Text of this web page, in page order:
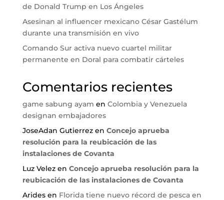
de Donald Trump en Los Ángeles
Asesinan al influencer mexicano César Gastélum
durante una transmisión en vivo
Comando Sur activa nuevo cuartel militar
permanente en Doral para combatir cárteles
Comentarios recientes
game sabung ayam en Colombia y Venezuela
designan embajadores
JoseAdan Gutierrezen Concejo aprueba
resolución para la reubicación de las
instalaciones de Covanta
Luz Velezen Concejo aprueba resolución para la
reubicación de las instalaciones de Covanta
Aridesen Florida tiene nuevo récord de pesca en